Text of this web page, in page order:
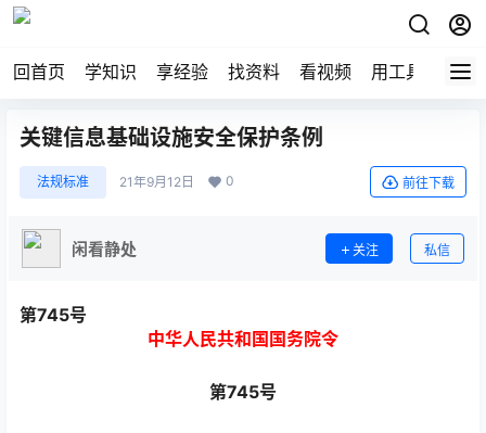
回首页 学知识 享经验 找资料 看视频 用工具 论技
关键信息基础设施安全保护条例
法规标准 21年9月12日 0 前往下载
闲看静处 关注 私信
第745号
中华人民共和国国务院令
第745号